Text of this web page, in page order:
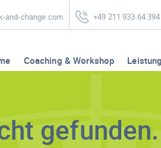
and-change.com +49 211 933 64 394
Coaching & Workshop
gefunden.